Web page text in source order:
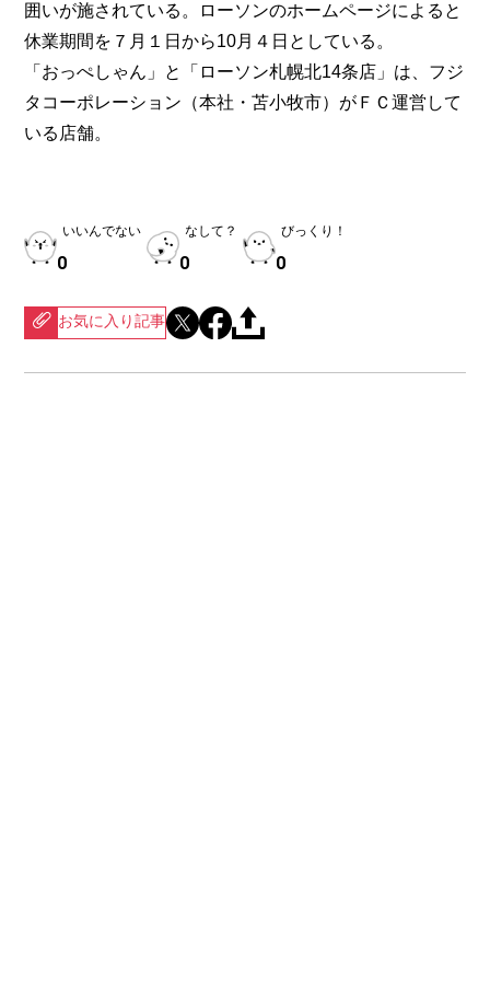
囲いが施されている。ローソンのホームページによると
休業期間を７月１日から10月４日としている。
「おっぺしゃん」と「ローソン札幌北14条店」は、フジ
タコーポレーション（本社・苫小牧市）がＦＣ運営して
いる店舗。
いいんでない
0
なして？
0
びっくり！
0
お気に入り記事